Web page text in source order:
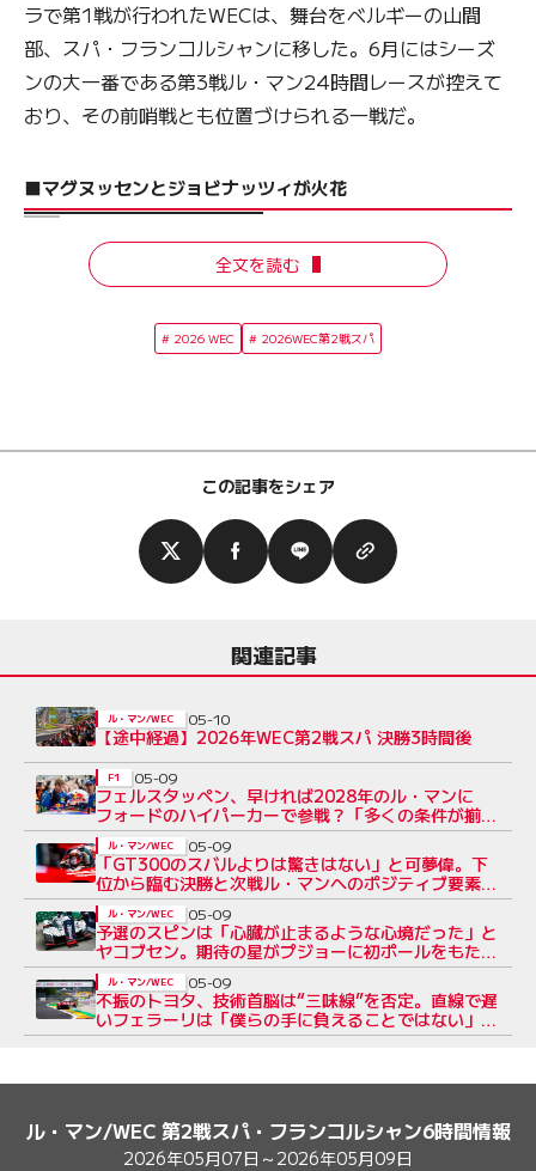
ラで第1戦が行われたWECは、舞台をベルギーの山間
部、スパ・フランコルシャンに移した。6月にはシーズ
ンの大一番である第3戦ル・マン24時間レースが控えて
おり、その前哨戦とも位置づけられる一戦だ。
■マグヌッセンとジョビナッツィが火花
全文を読む
2026 WEC 2026WEC第2戦スパ
この記事をシェア
関連記事
【途中経過】2026年WEC第2戦スパ 決勝3時間後
ル・マン/WEC 05-10
フェルスタッペン、早ければ2028年のル・マンに
フォードのハイパーカーで参戦？「多くの条件が揃う
必要がある」と責任者
F1 05-09
「GT300のスバルよりは驚きはない」と可夢偉。下
位から臨む決勝と次戦ル・マンへのポジティブ要素
【第2戦決勝前トヨタ会見】
ル・マン/WEC 05-09
予選のスピンは「心臓が止まるような心境だった」と
ヤコブセン。期待の星がプジョーに初ポールをもたら
す
ル・マン/WEC 05-09
不振のトヨタ、技術首脳は“三味線”を否定。直線で遅
いフェラーリは「僕らの手に負えることではない」
【第2戦予選の裏側】
ル・マン/WEC 05-09
ル・マン/WEC 第2戦スパ・フランコルシャン6時間情報
2026年05月07日～2026年05月09日